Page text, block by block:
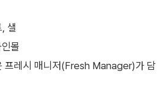
샐
몰
프레시 매니저(Fresh Manager)가 담